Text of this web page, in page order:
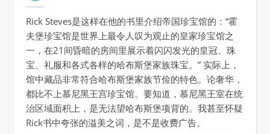
Rick Steves是这样在他的书里介绍帝国珍宝馆的：“霍
夫堡珍宝馆是世界上最令人叹为观止的皇家珍宝馆之
一，在21间昏暗的房间里展示着闪闪发光的皇冠、珠
宝、礼服和各式各样的哈布斯堡家族珠宝。” 实际上，
馆中藏品非常符合哈布斯堡家族节俭的特色。论奢华，
都比不上慕尼黑王宫珍宝馆。要知道，慕尼黑王室在统
治区域面积上，是无法望哈布斯堡项背的。我甚至怀疑
Rick书中夸张的溢美之词，是不是收费广告。